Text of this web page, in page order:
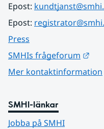
Epost:
Epost:
Press
SMHIs frågeforum
Mer kontaktinformation
SMHI-länkar
Jobba på SMHI